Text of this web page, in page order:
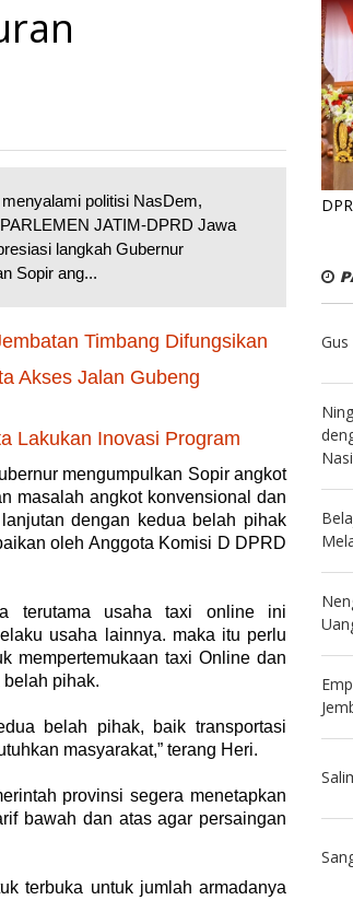
politisi NasDem,
JATIM-DPRD Jawa
langkah Gubernur
Sopir ang...
Timbang Difungsikan
Akses Jalan Gubeng
Lakukan Inovasi Program
mengumpulkan Sopir angkot
masalah angkot konvensional dan
dengan kedua belah pihak
oleh Anggota Komisi D DPRD
terutama usaha taxi online ini
usaha lainnya. maka itu perlu
mempertemukaan taxi Online dan
pihak.
belah pihak, baik transportasi
masyarakat,” terang Heri.
provinsi segera menetapkan
bawah dan atas agar persaingan
terbuka untuk jumlah armadanya